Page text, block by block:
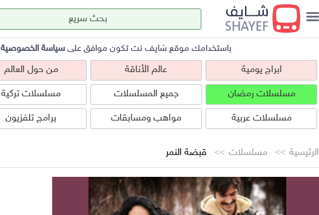
ابراج يومية عالم الأناقة
باستخدامك موقع شايف نت تكون موافق على سياسة الخصوصية
ابراج يومية عالم الأناقة من حول العالم
مسلسلات رمضان جميع المسلسلات مسلسلات تركية
مسلسلات عربية مواهب ومسابقات برامج تلفزيون
الرئيسية مسلسلات قبضة النمر